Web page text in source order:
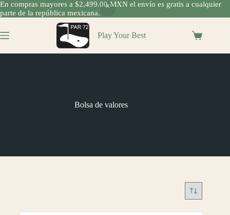
En compras mayores a $2,499.00 MXN el envío es gratis a cualquier
parte de la república mexicana.
al
contenido
Play Your Best
Shopping
Bolsa de valores